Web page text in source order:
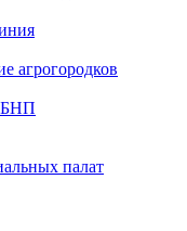
агрогородков
БНП
палат